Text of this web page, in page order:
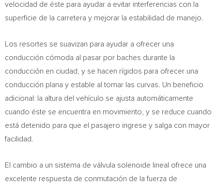
velocidad de éste para ayudar a evitar interferencias con la
superficie de la carretera y mejorar la estabilidad de manejo.
Los resortes se suavizan para ayudar a ofrecer una
conducción cómoda al pasar por baches durante la
conducción en ciudad, y se hacen rígidos para ofrecer una
conducción plana y estable al tomar las curvas. Un beneficio
adicional: la altura del vehículo se ajusta automáticamente
cuando éste se encuentra en movimiento, y se reduce cuando
está detenido para que el pasajero ingrese y salga con mayor
facilidad.
El cambio a un sistema de válvula solenoide lineal ofrece una
excelente respuesta de conmutación de la fuerza de